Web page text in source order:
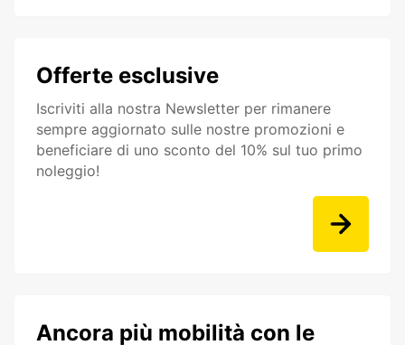
Offerte esclusive
Iscriviti alla nostra Newsletter per rimanere
sempre aggiornato sulle nostre promozioni e
beneficiare di uno sconto del 10% sul tuo primo
noleggio!
Ancora più mobilità con le